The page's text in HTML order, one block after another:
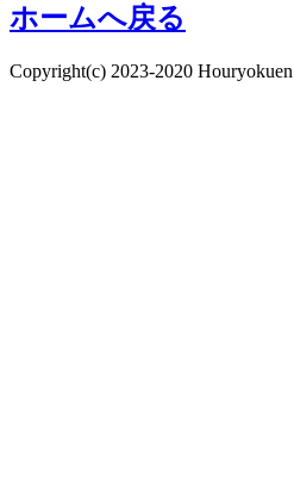
イ
ブ
ホームへ戻る
Copyright(c) 2023-2020